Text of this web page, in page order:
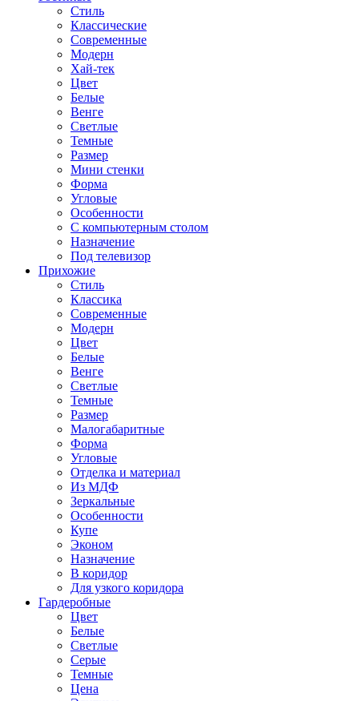
Стиль
Классические
Современные
Модерн
Хай-тек
Цвет
Белые
Венге
Светлые
Темные
Размер
Мини стенки
Форма
Угловые
Особенности
С компьютерным столом
Назначение
Под телевизор
Прихожие
Стиль
Классика
Современные
Модерн
Цвет
Белые
Венге
Светлые
Темные
Размер
Малогабаритные
Форма
Угловые
Отделка и материал
Из МДФ
Зеркальные
Особенности
Купе
Эконом
Назначение
В коридор
Для узкого коридора
Гардеробные
Цвет
Белые
Светлые
Серые
Темные
Цена